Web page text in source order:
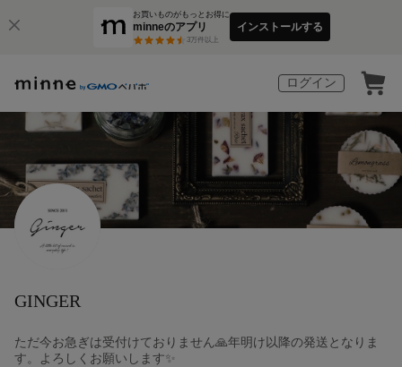
お買いものがもっとお得に
minneのアプリ
3万件以上
インストールする
ログイン
GINGER
ただ今お急ぎは受付けておりません🙏年明け以降の発送となりま
す。よろしくお願いします✨